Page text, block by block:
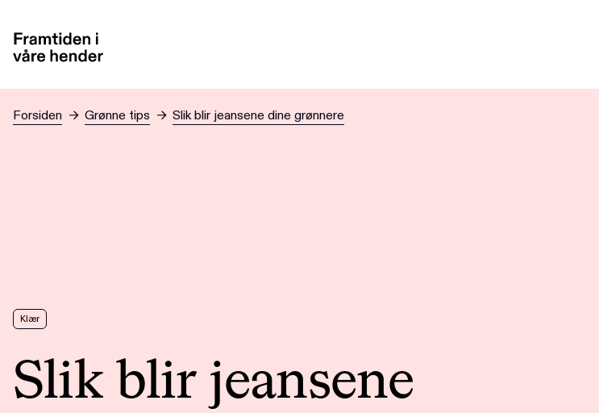
Forsiden → Grønne tips → Slik blir jeansene dine grønnere
Klær
Slik blir jeansene